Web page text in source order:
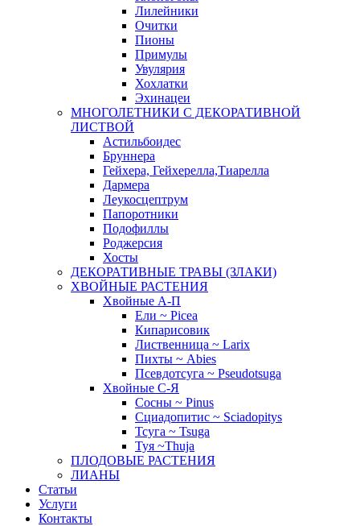
Лилейники
Очитки
Пионы
Примулы
Увулярия
Хохлатки
Эхинацеи
МНОГОЛЕТНИКИ С ДЕКОРАТИВНОЙ
ЛИСТВОЙ
Астильбоидес
Бруннера
Гейхера, Гейхерелла,Тиарелла
Дармера
Леукосцептрум
Папоротники
Подофиллы
Роджерсия
Хосты
ДЕКОРАТИВНЫЕ ТРАВЫ (ЗЛАКИ)
ХВОЙНЫЕ РАСТЕНИЯ
Хвойные А-П
Ели ~ Picea
Кипарисовик
Лиственница ~ Larix
Пихты ~ Abies
Псевдотсуга ~ Pseudotsuga
Хвойные С-Я
Сосны ~ Pinus
Сциадопитис ~ Sciadopitys
Тсуга ~ Tsuga
Туя ~Thuja
ПЛОДОВЫЕ РАСТЕНИЯ
ЛИАНЫ
Статьи
Услуги
Контакты